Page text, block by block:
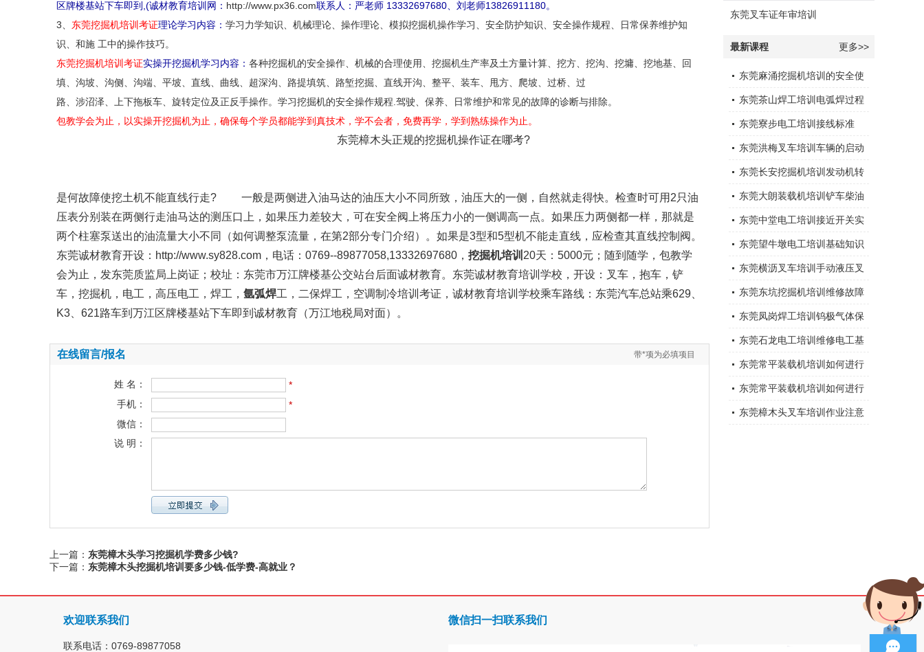
区牌楼基站下车即到,(诚材教育培训网： http://www.px36.com联系人：严老师 13332697680、刘老师13826911180。
3、 东莞挖掘机培训考证理论学习内容： 学习力学知识、机械理论、操作理论、模拟挖掘机操作学习、安全防护知识、安全操作规程、日常保养维护知
识、和施 工中的操作技巧。
东莞挖掘机培训考证实操开挖掘机学习内容： 各种挖掘机的安全操作、机械的合理使用、挖掘机生产率及土方量计算、挖方、挖沟、挖墉、挖地基、回
填、沟坡、沟侧、沟端、平坡、直线、曲线、超深沟、路提填筑、路堑挖掘、直线开沟、整平、装车、甩方、爬坡、过桥、过
路、涉沼泽、上下拖板车、旋转定位及正反手操作。学习挖掘机的安全操作规程.驾驶、保养、日常维护和常见的故障的诊断与排除。
包教学会为止，以实操开挖掘机为止，确保每个学员都能学到真技术，学不会者，免费再学，学到熟练操作为止。
东莞樟木头正规的挖掘机操作证在哪考?
是何故障使挖土机不能直线行走? 一般是两侧进入油马达的油压大小不同所致，油压大的一侧，自然就走得快。检查时可用2只油
压表分别装在两侧行走油马达的测压口上，如果压力差较大，可在安全阀上将压力小的一侧调高一点。如果压力两侧都一样，那就是
两个柱塞泵送出的油流量大小不同（如何调整泵流量，在第2部分专门介绍）。如果是3型和5型机不能走直线，应检查其直线控制阀。
东莞诚材教育开设： http://www.sy828.com ，电话：0769--89877058,13332697680， 挖掘机培训 20天：5000元；随到随学，包教学
会为止，发东莞质监局上岗证；校址：东莞市万江牌楼基公交站台后面诚材教育。东莞诚材教育培训学校，开设：叉车，抱车，铲
车，挖掘机，电工，高压电工，焊工， 氩弧焊工，二保焊工，空调制冷培训考证，诚材教育培训学校乘车路线：东莞汽车总站乘629、
K3、621路车到万江区牌楼基站下车即到诚材教育（万江地税局对面）。
带*项为必填项目
在线留言/报名
姓 名：
*
手机：
*
微信：
说 明：
上一篇： 东莞樟木头学习挖掘机学费多少钱?
下一篇： 东莞樟木头挖掘机培训要多少钱-低学费-高就业？
东莞叉车证年审培训
最新课程 更多>>
东莞麻涌挖掘机培训的安全使
用
东莞茶山焊工培训电弧焊过程
中通常会采取以下措施
东莞寮步电工培训接线标准
东莞洪梅叉车培训车辆的启动
运行
东莞长安挖掘机培训发动机转
速下降
东莞大朗装载机培训铲车柴油
机突然停机的原因有那些，应
怎样处理？
东莞中堂电工培训接近开关实
物及接线应用
东莞望牛墩电工培训基础知识
东莞横沥叉车培训手动液压叉
车安全注意事项
东莞东坑挖掘机培训维修故障
大全
东莞凤岗焊工培训钨极气体保
护电弧焊
东莞石龙电工培训维修电工基
础知识大全总结
东莞常平装载机培训如何进行
装载机维修与保养？
东莞常平装载机培训如何进行
装载机维修与保养？
东莞樟木头叉车培训作业注意
欢迎联系我们
联系电话：0769-89877058
微信扫一扫联系我们